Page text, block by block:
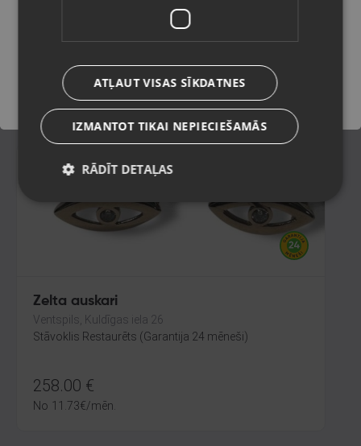
Stāvoklis Restaurēts (Garantija 24 mēneši)
321.00 €
14.59€/mēn.
Zelta auskari
Ventspils, Kuldīgas iela 26
Stāvoklis Restaurēts (Garantija 24 mēneši)
258.00 €
No 11.73€/mēn.
Saglabāt
ATĻAUT VISAS SĪKDATNES
IZMANTOT TIKAI NEPIECIEŠAMĀS
RĀDĪT DETAĻAS